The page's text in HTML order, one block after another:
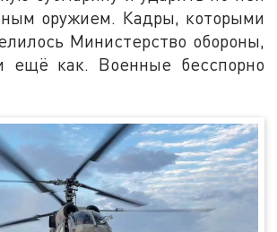
оружием. Кадры, которыми
Министерство обороны,
ещё как. Военные бесспорно